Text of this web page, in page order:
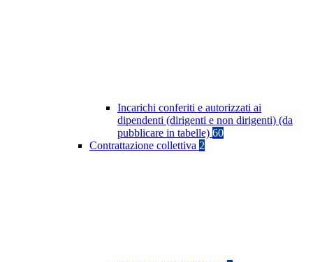
Incarichi conferiti e autorizzati ai
dipendenti (dirigenti e non dirigenti) (da
pubblicare in tabelle) 60
Contrattazione collettiva 2